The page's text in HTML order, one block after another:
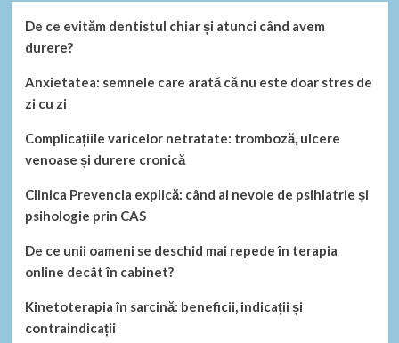
De ce evităm dentistul chiar și atunci când avem
durere?
Anxietatea: semnele care arată că nu este doar stres de
zi cu zi
Complicațiile varicelor netratate: tromboză, ulcere
venoase și durere cronică
Clinica Prevencia explică: când ai nevoie de psihiatrie și
psihologie prin CAS
De ce unii oameni se deschid mai repede în terapia
online decât în cabinet?
Kinetoterapia în sarcină: beneficii, indicații și
contraindicații